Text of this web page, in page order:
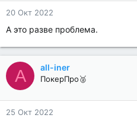
20 Окт 2022
А это разве проблема.
A all-iner
ПокерПро🥈
25 Окт 2022